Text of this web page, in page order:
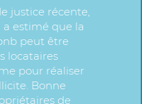
justice récente,
a estimé que la
peut être
locataires
pour réaliser
Bonne
de